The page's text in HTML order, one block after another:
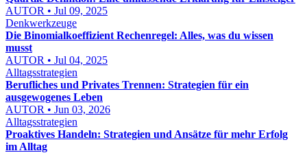
AUTOR • Jul 09, 2025
Denkwerkzeuge
Die Binomialkoeffizient Rechenregel: Alles, was du wissen
musst
AUTOR • Jul 04, 2025
Alltagsstrategien
Berufliches und Privates Trennen: Strategien für ein
ausgewogenes Leben
AUTOR • Jun 03, 2026
Alltagsstrategien
Proaktives Handeln: Strategien und Ansätze für mehr Erfolg
im Alltag